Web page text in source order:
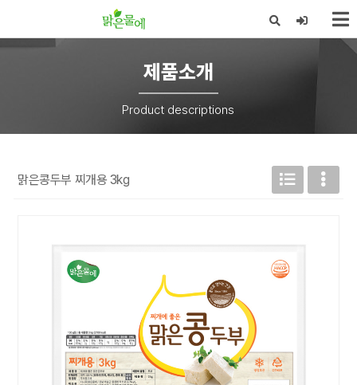
제품소개
Product descriptions
맑은콩두부 찌개용 3kg